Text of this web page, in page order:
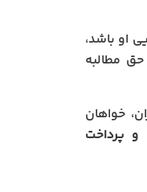
او باشد،
حق مطالبه
خواهان
و پرداخت